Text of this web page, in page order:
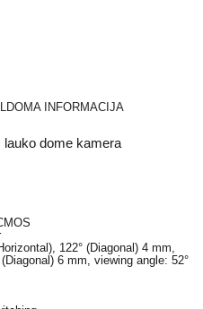
INFORMACIJA
dome kamera
122° (Diagonal) 4 mm,
6 mm, viewing angle: 52°